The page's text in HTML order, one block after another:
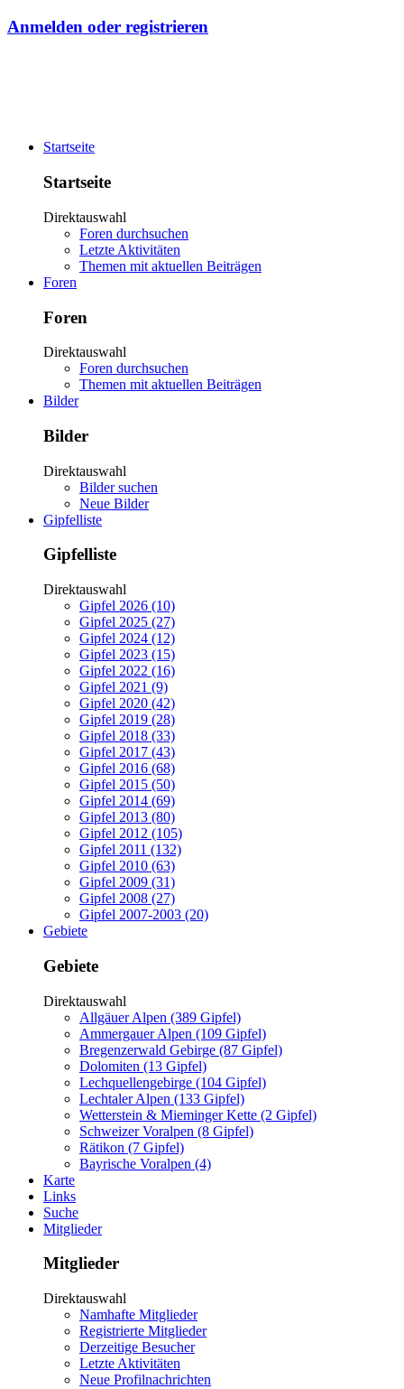
Anmelden oder registrieren
Startseite
Startseite
Direktauswahl
Foren durchsuchen
Letzte Aktivitäten
Themen mit aktuellen Beiträgen
Foren
Foren
Direktauswahl
Foren durchsuchen
Themen mit aktuellen Beiträgen
Bilder
Bilder
Direktauswahl
Bilder suchen
Neue Bilder
Gipfelliste
Gipfelliste
Direktauswahl
Gipfel 2026 (10)
Gipfel 2025 (27)
Gipfel 2024 (12)
Gipfel 2023 (15)
Gipfel 2022 (16)
Gipfel 2021 (9)
Gipfel 2020 (42)
Gipfel 2019 (28)
Gipfel 2018 (33)
Gipfel 2017 (43)
Gipfel 2016 (68)
Gipfel 2015 (50)
Gipfel 2014 (69)
Gipfel 2013 (80)
Gipfel 2012 (105)
Gipfel 2011 (132)
Gipfel 2010 (63)
Gipfel 2009 (31)
Gipfel 2008 (27)
Gipfel 2007-2003 (20)
Gebiete
Gebiete
Direktauswahl
Allgäuer Alpen (389 Gipfel)
Ammergauer Alpen (109 Gipfel)
Bregenzerwald Gebirge (87 Gipfel)
Dolomiten (13 Gipfel)
Lechquellengebirge (104 Gipfel)
Lechtaler Alpen (133 Gipfel)
Wetterstein & Mieminger Kette (2 Gipfel)
Schweizer Voralpen (8 Gipfel)
Rätikon (7 Gipfel)
Bayrische Voralpen (4)
Karte
Links
Suche
Mitglieder
Mitglieder
Direktauswahl
Namhafte Mitglieder
Registrierte Mitglieder
Derzeitige Besucher
Letzte Aktivitäten
Neue Profilnachrichten